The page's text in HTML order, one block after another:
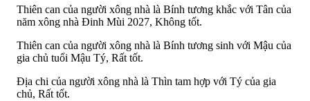
Thiên can của người xông nhà là Bính tương khắc với Tân của
năm xông nhà Đinh Mùi 2027, Không tốt.
Thiên can của người xông nhà là Bính tương sinh với Mậu của
gia chủ tuổi Mậu Tý, Rất tốt.
Địa chi của người xông nhà là Thìn tam hợp với Tý của gia
chủ, Rất tốt.